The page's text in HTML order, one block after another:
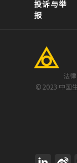
投诉与举
报
法
© 2023 中国